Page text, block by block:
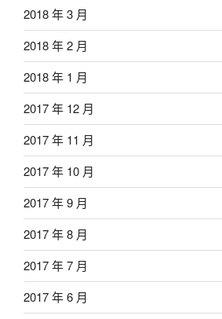
2018 年 3 月
2018 年 2 月
2018 年 1 月
2017 年 12 月
2017 年 11 月
2017 年 10 月
2017 年 9 月
2017 年 8 月
2017 年 7 月
2017 年 6 月